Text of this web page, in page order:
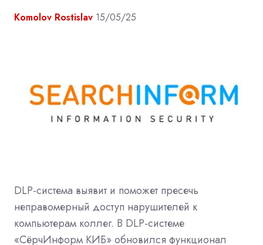
Komolov Rostislav 15/05/25
DLP-система выявит и поможет пресечь
неправомерный доступ нарушителей к
компьютерам коллег. В DLP-системе
«СёрчИнформ КИБ» обновился функционал